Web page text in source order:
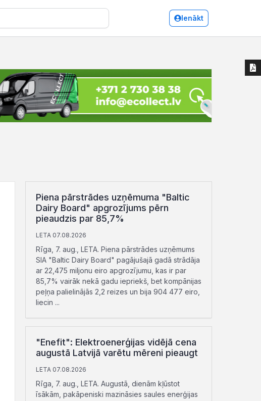
Ienākt
Piena pārstrādes uzņēmuma "Baltic
Dairy Board" apgrozījums pērn
pieaudzis par 85,7%
LETA 07.08.2026
Rīga, 7. aug., LETA. Piena pārstrādes uzņēmums
SIA "Baltic Dairy Board" pagājušajā gadā strādāja
ar 22,475 miljonu eiro apgrozījumu, kas ir par
85,7% vairāk nekā gadu iepriekš, bet kompānijas
peļņa palielinājās 2,2 reizes un bija 904 477 eiro,
liecin ...
"Enefit": Elektroenerģijas vidējā cena
augustā Latvijā varētu mēreni pieaugt
LETA 07.08.2026
Rīga, 7. aug., LETA. Augustā, dienām kļūstot
īsākām, pakāpeniski mazināsies saules enerģijas